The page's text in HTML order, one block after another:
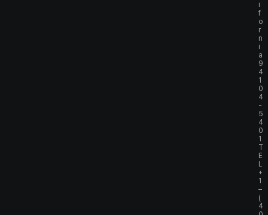
i
f
o
r
n
i
a
9
4
1
0
4
-
5
4
0
1
T
E
L
+
1
–
(
4